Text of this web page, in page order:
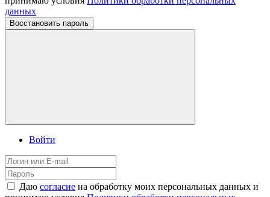
данных
Восстановить пароль
Войти
Даю согласие на обработку моих персональных данных и